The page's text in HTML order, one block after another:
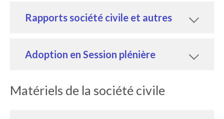
Rapports société civile et autres
Adoption en Session plénière
Matériels de la société civile